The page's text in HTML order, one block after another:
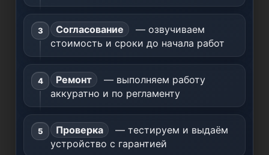
Согласование
— озвучиваем
стоимость и сроки до начала работ
Ремонт
— выполняем работу
аккуратно и по регламенту
Проверка
— тестируем и выдаём
устройство с гарантией